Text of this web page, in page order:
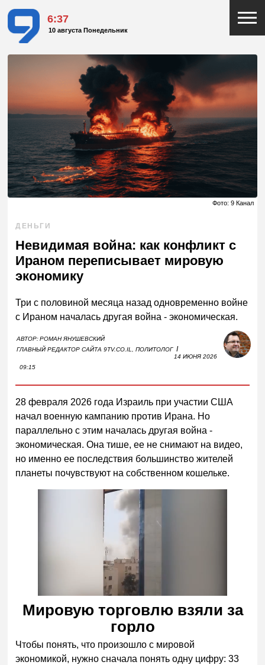
6:37
10 августа Понедельник
Фото: 9 Канал
ДЕНЬГИ
Невидимая война: как конфликт с
Ираном переписывает мировую
экономику
Три с половиной месяца назад одновременно войне
с Ираном началась другая война - экономическая.
АВТОР:РОМАН ЯНУШЕВСКИЙ
ГЛАВНЫЙ РЕДАКТОР САЙТА 9TV.CO.IL, ПОЛИТОЛОГ I
14 ИЮНЯ 2026
09:15
28 февраля 2026 года Израиль при участии США
начал военную кампанию против Ирана. Но
параллельно с этим началась другая война -
экономическая. Она тише, ее не снимают на видео,
но именно ее последствия большинство жителей
планеты почувствуют на собственном кошельке.
Мировую торговлю взяли за
горло
Чтобы понять, что произошло с мировой
экономикой, нужно сначала понять одну цифру: 33